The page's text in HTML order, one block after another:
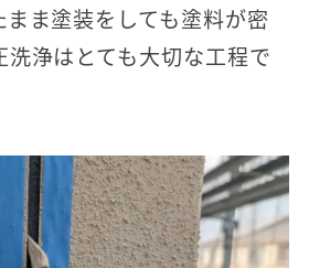
ま塗装をしても塗料が密
浄はとても大切な工程で